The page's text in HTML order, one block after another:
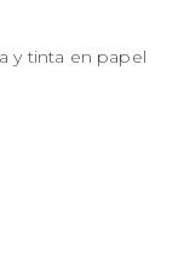
y tinta en papel